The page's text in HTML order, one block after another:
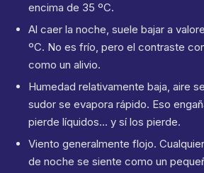
encima de 35 ºC.
Al caer la noche, suele bajar a
ºC. No es frío, pero el contraste
como un alivio.
Humedad relativamente baja, aire
sudor se evapora rápido. Eso
pierde líquidos… y sí los pierde.
Viento generalmente flojo.
de noche se siente como un